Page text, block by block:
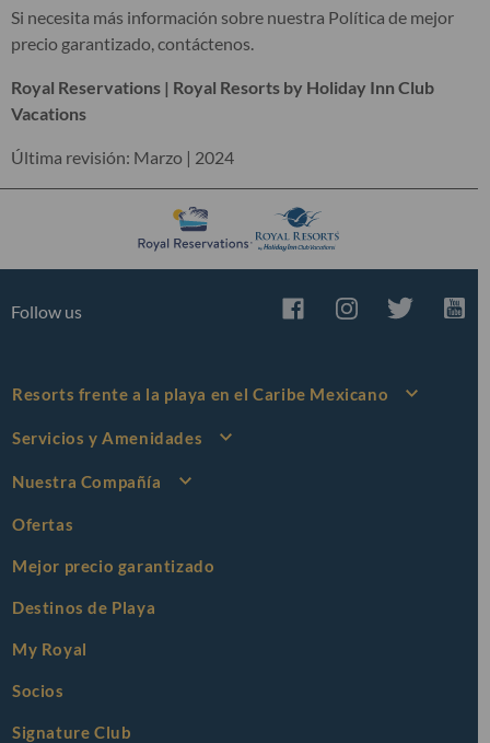
Si necesita más información sobre nuestra Política de mejor
precio garantizado, contáctenos.
Royal Reservations | Royal Resorts by Holiday Inn Club
Vacations
Última revisión: Marzo | 2024
Follow us
Resorts frente a la playa en el Caribe Mexicano
The Royal Cancun® by Holiday Inn Club Vacations®
The Royal Sands® by Holiday Inn Club Vacations®
Grand Residences Riviera Cancun
Servicios y Amenidades
Todo Incluido
Bodas y Eventos
Transportación al aeropuerto
Nuestra Compañía
Anuncio Importante de la Compañía
Beneficios de la membresía
Fundación Royal Resorts
Aviso de Privacidad
Ofertas
Mejor precio garantizado
Destinos de Playa
My Royal
Socios
Signature Club